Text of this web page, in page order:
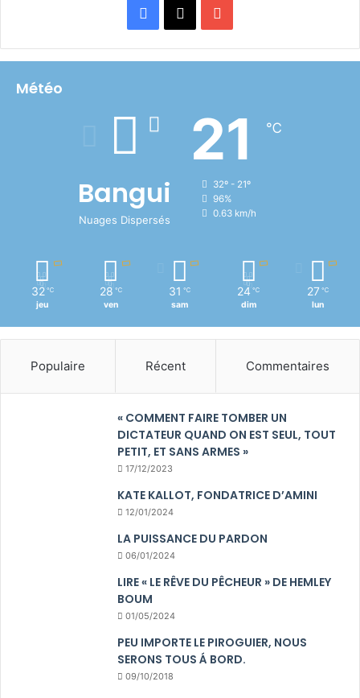
Facebook
X
Météo
Bangui
Nuages Dispersés
21 ℃
32º - 21º
96%
0.63 km/h
32 ℃
jeu
28 ℃
ven
31 ℃
sam
24 ℃
dim
27 ℃
lun
Populaire Récent Commentaires
« COMMENT FAIRE TOMBER UN
DICTATEUR QUAND ON EST SEUL, TOUT
PETIT, ET SANS ARMES »
17/12/2023
KATE KALLOT, FONDATRICE D’AMINI
12/01/2024
LA PUISSANCE DU PARDON
06/01/2024
LIRE « LE RÊVE DU PÊCHEUR » DE HEMLEY
BOUM
01/05/2024
PEU IMPORTE LE PIROGUIER, NOUS
SERONS TOUS Á BORD.
09/10/2018